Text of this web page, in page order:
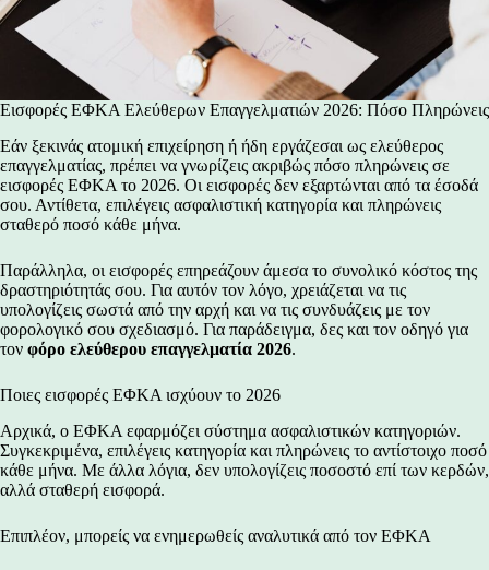
Εισφορές ΕΦΚΑ Ελεύθερων Επαγγελματιών 2026: Πόσο Πληρώνεις
Εάν ξεκινάς ατομική επιχείρηση ή ήδη εργάζεσαι ως ελεύθερος
επαγγελματίας, πρέπει να γνωρίζεις ακριβώς πόσο πληρώνεις σε
εισφορές ΕΦΚΑ το 2026. Οι εισφορές δεν εξαρτώνται από τα έσοδά
σου. Αντίθετα, επιλέγεις ασφαλιστική κατηγορία και πληρώνεις
σταθερό ποσό κάθε μήνα.
Παράλληλα, οι εισφορές επηρεάζουν άμεσα το συνολικό κόστος της
δραστηριότητάς σου. Για αυτόν τον λόγο, χρειάζεται να τις
υπολογίζεις σωστά από την αρχή και να τις συνδυάζεις με τον
φορολογικό σου σχεδιασμό. Για παράδειγμα, δες και τον οδηγό για
τον φόρο ελεύθερου επαγγελματία 2026.
Ποιες εισφορές ΕΦΚΑ ισχύουν το 2026
Αρχικά, ο ΕΦΚΑ εφαρμόζει σύστημα ασφαλιστικών κατηγοριών.
Συγκεκριμένα, επιλέγεις κατηγορία και πληρώνεις το αντίστοιχο ποσό
κάθε μήνα. Με άλλα λόγια, δεν υπολογίζεις ποσοστό επί των κερδών,
αλλά σταθερή εισφορά.
Επιπλέον, μπορείς να ενημερωθείς αναλυτικά από τον ΕΦΚΑ